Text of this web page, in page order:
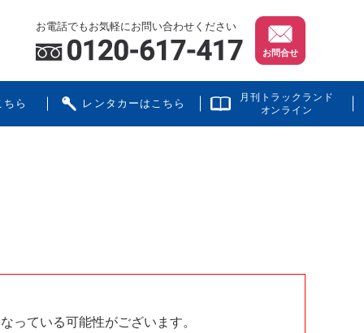
お電話でもお気軽にお問い合わせください
お問合せ
ら レンタカーはこちら
月刊トラックランド
オンライン
っている可能性がございます。